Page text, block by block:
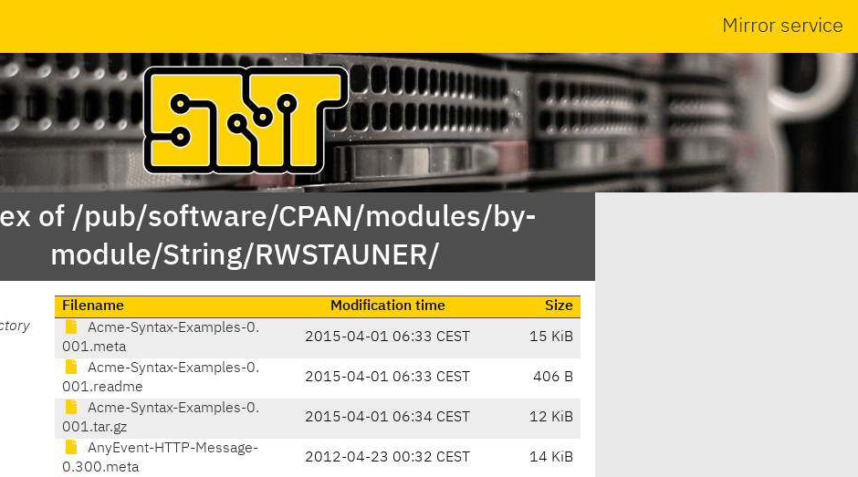
Mirror service
of /pub/software/CPAN/modules/by-
module/String/RWSTAUNER/
Filename Modification time
Size
Acme-Syntax-Examples-0.
001.meta
2015-04-01 06:33 CEST 15 KiB
Acme-Syntax-Examples-0.
001.readme
2015-04-01 06:33 CEST 406 B
Acme-Syntax-Examples-0.
001.tar.gz
2015-04-01 06:34 CEST 12 KiB
AnyEvent-HTTP-Message-
0.300.meta
2012-04-23 00:32 CEST 14 KiB